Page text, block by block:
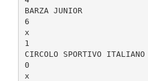
BARZA JUNIOR
6
x
1
CIRCOLO SPORTIVO ITALIANO
0
x